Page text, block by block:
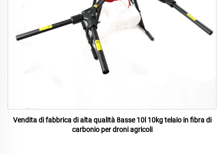
Vendita di fabbrica di alta qualità 8asse 10l 10kg telaio in fibra di
carbonio per droni agricoli